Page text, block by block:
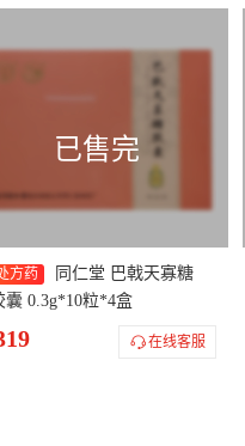
已售完
方药
同仁堂 巴戟天寡糖
囊 0.3g*10粒*4盒
在线客服